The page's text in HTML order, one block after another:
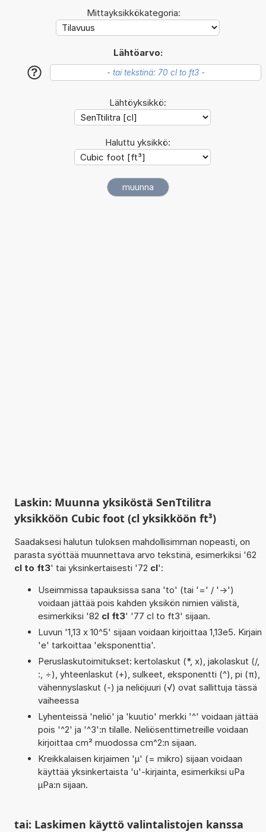
Mittayksikkökategoria:
Lähtöarvo:
?
Lähtöyksikkö:
Haluttu yksikkö:
Laskin: Muunna yksiköstä SenTtilitra
yksikköön Cubic foot (cl yksikköön ft³)
Saadaksesi halutun tuloksen mahdollisimman nopeasti, on
parasta syöttää muunnettava arvo tekstinä, esimerkiksi '62
cl to ft3' tai yksinkertaisesti '72 cl':
Useimmissa tapauksissa sana 'to' (tai '=' / '->')
voidaan jättää pois kahden yksikön nimien välistä,
esimerkiksi '82 cl ft3' '77 cl to ft3' sijaan.
Luvun '1,13 x 10^5' sijaan voidaan kirjoittaa 1,13e5. Kirjain
'e' tarkoittaa 'eksponenttia'.
Peruslaskutoimitukset: kertolaskut (*, x), jakolaskut (/,
:, ÷), yhteenlaskut (+), sulkeet, eksponentti (^), pi (π),
vähennyslaskut (-) ja neliöjuuri (√) ovat sallittuja tässä
vaiheessa
Lyhenteissä 'neliö' ja 'kuutio' merkki '^' voidaan jättää
pois '^2' ja '^3':n tilalle. Neliösenttimetreille voidaan
kirjoittaa cm² muodossa cm^2:n sijaan.
Kreikkalaisen kirjaimen 'µ' (= mikro) sijaan voidaan
käyttää yksinkertaista 'u'-kirjainta, esimerkiksi uPa
µPa:n sijaan.
tai: Laskimen käyttö valintalistojen kanssa